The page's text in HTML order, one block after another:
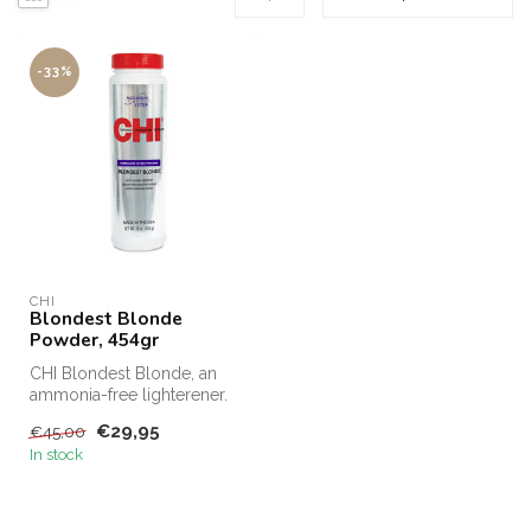
-33%
CHI
Blondest Blonde
Powder, 454gr
CHI Blondest Blonde, an
ammonia-free lighterener.
chea...
€45,00 €29,95
In stock